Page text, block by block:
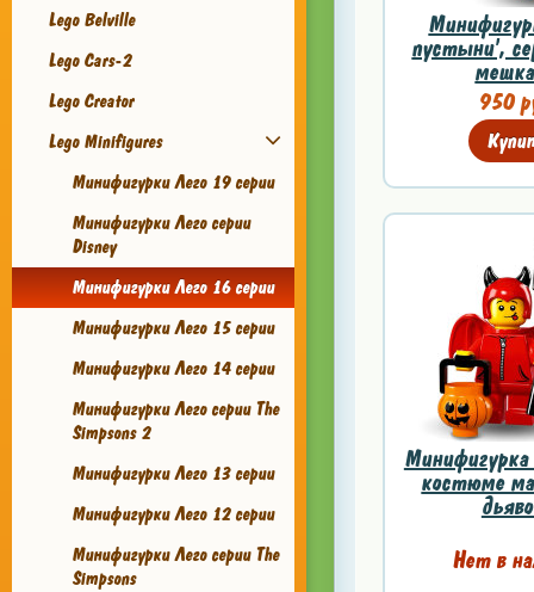
Lego Belville
Lego Cars-2
Lego Creator
Lego Minifigures
Минифигурки Лего 19 серии
Минифигурки Лего серии
Disney
Минифигурки Лего 16 серии
Минифигурки Лего 15 серии
Минифигурки Лего 14 серии
Минифигурки Лего серии The
Simpsons 2
Минифигурки Лего 13 серии
Минифигурки Лего 12 серии
Минифигурки Лего серии The
Simpsons
пустыни',
950
костюме
Нет в